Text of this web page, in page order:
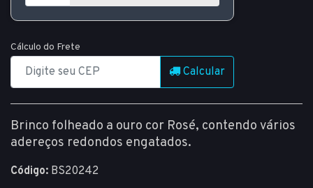
Cálculo do Frete
Calcular
Brinco folheado a ouro cor Rosé, contendo vários
adereços redondos engatados.
Código: BS20242